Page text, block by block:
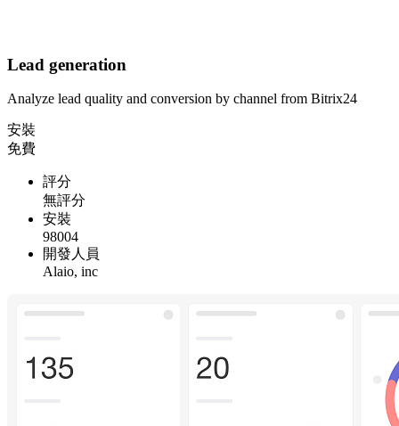
Lead generation
Analyze lead quality and conversion by channel from Bitrix24
安裝
免費
評分
無評分
安裝
98004
開發人員
Alaio, inc